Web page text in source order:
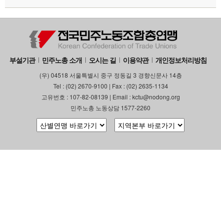
부설기관 민주노총 소개 오시는 길 이용약관 개인정보처리방침
(우) 04518 서울특별시 중구 정동길 3 경향신문사 14층
Tel : (02) 2670-9100 | Fax : (02) 2635-1134
고유번호 : 107-82-08139 | Email : kctu@nodong.org
민주노총 노동상담 1577-2260
부설기관